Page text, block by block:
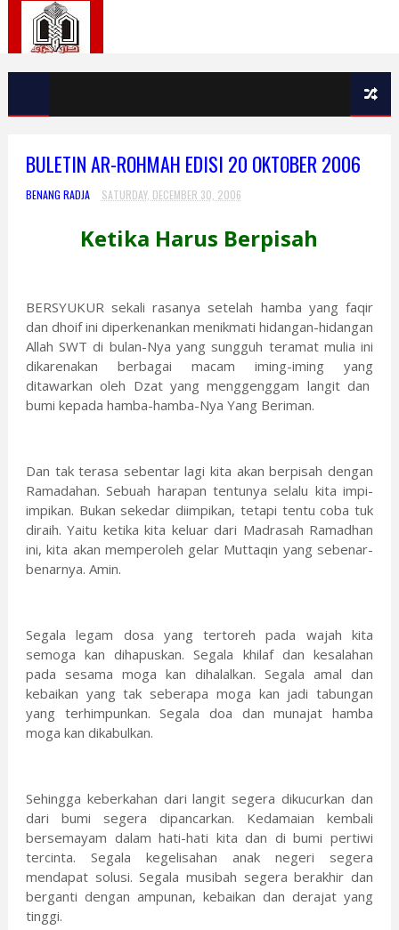
BULETIN AR-ROHMAH EDISI 20 OKTOBER 2006
BENANG RADJA SATURDAY, DECEMBER 30, 2006
Ketika Harus Berpisah
BERSYUKUR sekali rasanya setelah hamba yang faqir
dan dhoif ini diperkenankan menikmati hidangan-hidangan
Allah SWT di bulan-Nya yang sungguh teramat mulia ini
dikarenakan berbagai macam iming-iming yang
ditawarkan oleh Dzat yang menggenggam langit dan
bumi kepada hamba-hamba-Nya Yang Beriman.
Dan tak terasa sebentar lagi kita akan berpisah dengan
Ramadahan. Sebuah harapan tentunya selalu kita impi-
impikan. Bukan sekedar diimpikan, tetapi tentu coba tuk
diraih. Yaitu ketika kita keluar dari Madrasah Ramadhan
ini, kita akan memperoleh gelar Muttaqin yang sebenar-
benarnya. Amin.
Segala legam dosa yang tertoreh pada wajah kita
semoga kan dihapuskan. Segala khilaf dan kesalahan
pada sesama moga kan dihalalkan. Segala amal dan
kebaikan yang tak seberapa moga kan jadi tabungan
yang terhimpunkan. Segala doa dan munajat hamba
moga kan dikabulkan.
Sehingga keberkahan dari langit segera dikucurkan dan
dari bumi segera dipancarkan. Kedamaian kembali
bersemayam dalam hati-hati kita dan di bumi pertiwi
tercinta. Segala kegelisahan anak negeri segera
mendapat solusi. Segala musibah segera berakhir dan
berganti dengan ampunan, kebaikan dan derajat yang
tinggi.